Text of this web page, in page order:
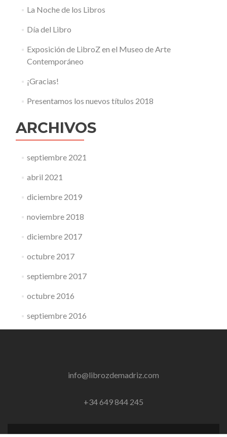
La Noche de los Libros
Día del Libro
Exposición de LibroZ en el Museo de Arte
Contemporáneo
¡Gracias!
Presentamos los nuevos títulos 2018
ARCHIVOS
septiembre 2021
abril 2021
diciembre 2019
noviembre 2018
diciembre 2017
octubre 2017
septiembre 2017
octubre 2016
septiembre 2016
info@librozdemadriz.com
+34 649 844 245